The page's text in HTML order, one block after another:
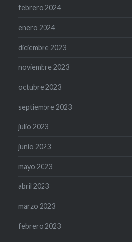
febrero 2024
enero 2024
diciembre 2023
noviembre 2023
octubre 2023
septiembre 2023
julio 2023
junio 2023
mayo 2023
abril 2023
marzo 2023
febrero 2023